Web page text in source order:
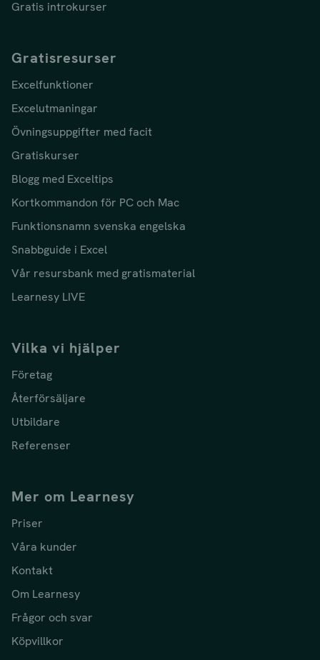
Gratis introkurser
Gratisresurser
Excelfunktioner
Excelutmaningar
Övningsuppgifter med facit
Gratiskurser
Blogg med Exceltips
Kortkommandon för PC och Mac
Funktionsnamn svenska engelska
Snabbguide i Excel
Vår resursbank med gratismaterial
Learnesy LIVE
Vilka vi hjälper
Företag
Återförsäljare
Utbildare
Referenser
Mer om Learnesy
Priser
Våra kunder
Kontakt
Om Learnesy
Frågor och svar
Köpvillkor